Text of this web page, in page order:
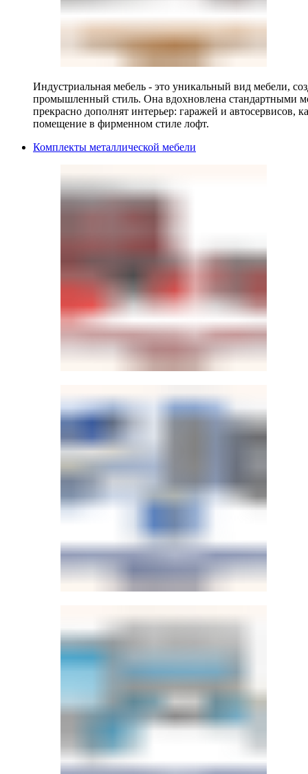
Индустриальная мебель - это уникальный вид мебели,
промышленный стиль. Она вдохновлена стандартными
прекрасно дополнят интерьер: гаражей и автосервисов,
помещение в фирменном стиле лофт.
Комплекты металлической мебели